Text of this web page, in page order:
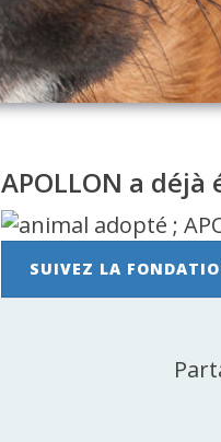
APOLLON a
SUIVEZ LA